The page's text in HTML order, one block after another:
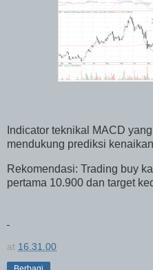
Indicator teknikal MACD
mendukung prediksi
Rekomendasi: Trading buy
pertama 10.900 dan target
at 16.31.00